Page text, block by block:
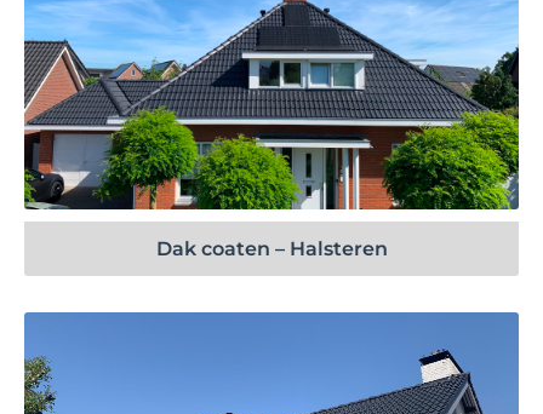
Bekijk project
Dak coaten – Halsteren